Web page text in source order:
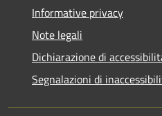
Informative privacy
Note legali
Dichiarazione di
Segnalazioni di